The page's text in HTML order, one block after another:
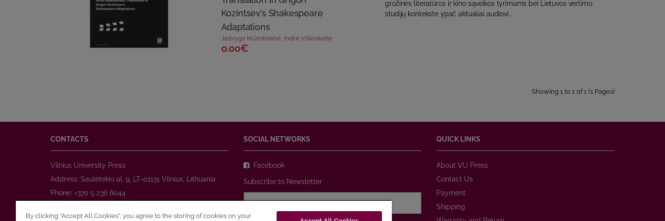
Kozintsev’s Shakespeare
Adaptations
Jadvyga Krūminienė, Indrė Višinskaitė
0.00€
grožinės literatūros ir kino sąveikos tyrimams bei Lietuvos vertimo
studijų kontekste ypač aktualiai audiovi..
Showing 1 to 1 of 1 (1 Pages)
CONTACTS
Vilnius University Press
Address: Saulėtekio al. 9, LT-01131 Vilnius, Lithuania
Phone: +370 5 236 6044
SOCIAL NETWORKS
Facebook
Subscribe to Newsletter
QUICK LINKS
About VU Press
Contact Us
Payment
Shipping
By clicking “Accept All Cookies”, you agree to the storing of cookies on your